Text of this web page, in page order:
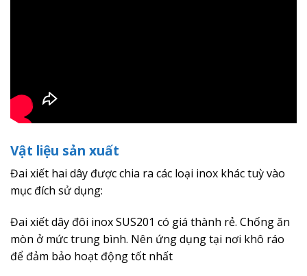
Vật liệu sản xuất
Đai xiết hai dây được chia ra các loại inox khác tuỳ vào
mục đích sử dụng:
Đai xiết dây đôi inox SUS201 có giá thành rẻ. Chống ăn
mòn ở mức trung bình. Nên ứng dụng tại nơi khô ráo
để đảm bảo hoạt động tốt nhất